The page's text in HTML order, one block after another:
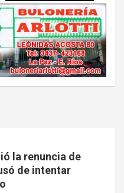
la renuncia de
de intentar